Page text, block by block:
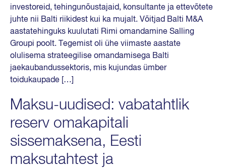
investoreid, tehingunõustajaid, konsultante ja ettevõtete
juhte nii Balti riikidest kui ka mujalt. Võitjad Balti M&A
aastatehinguks kuulutati Rimi omandamine Salling
Groupi poolt. Tegemist oli ühe viimaste aastate
olulisema strateegilise omandamisega Balti
jaekaubandussektoris, mis kujundas ümber
toidukaupade […]
Maksu-uudised: vabatahtlik
reserv omakapitali
sissemaksena, Eesti
maksutahtest ja